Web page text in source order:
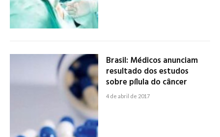
Brasil: Médicos anunciam
resultado dos estudos
sobre pílula do câncer
4 de abril de 2017